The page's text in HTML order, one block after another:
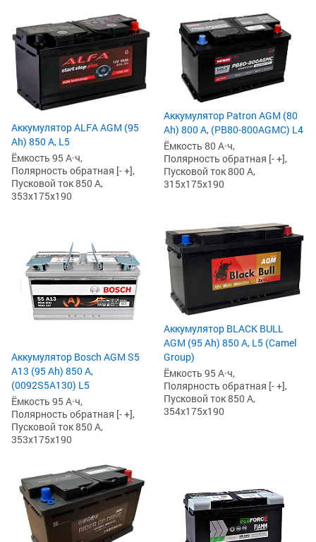
Аккумулятор ALFA AGM (95
Ah) 850 А, L5
Ёмкость 95 А·ч,
Полярность обратная [- +],
Пусковой ток 850 А,
353x175x190
Аккумулятор Patron AGM (80
Ah) 800 А, (PB80-800AGMC) L4
Ёмкость 80 А·ч,
Полярность обратная [- +],
Пусковой ток 800 А,
315x175x190
Аккумулятор Bosch AGM S5
А13 (95 Ah) 850 А,
(0092S5A130) L5
Ёмкость 95 А·ч,
Полярность обратная [- +],
Пусковой ток 850 А,
353x175x190
Аккумулятор BLACK BULL
AGM (95 Ah) 850 А, L5 (Camel
Group)
Ёмкость 95 А·ч,
Полярность обратная [- +],
Пусковой ток 850 А,
354x175x190